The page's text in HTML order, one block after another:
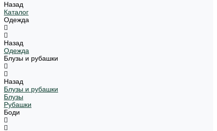
Назад
Каталог
Одежда
Назад
Одежда
Блузы и рубашки
Назад
Блузы и рубашки
Блузы
Рубашки
Боди